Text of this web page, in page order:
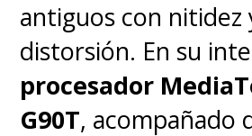
antiguos con nitidez
distorsión. En su
procesador
G90T, acompañado